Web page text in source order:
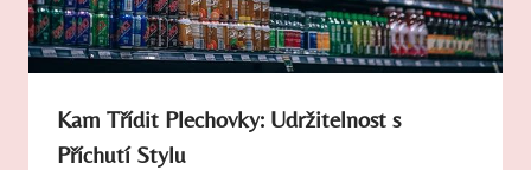
Kam Třídit Plechovky: Udržitelnost s
Příchutí Stylu